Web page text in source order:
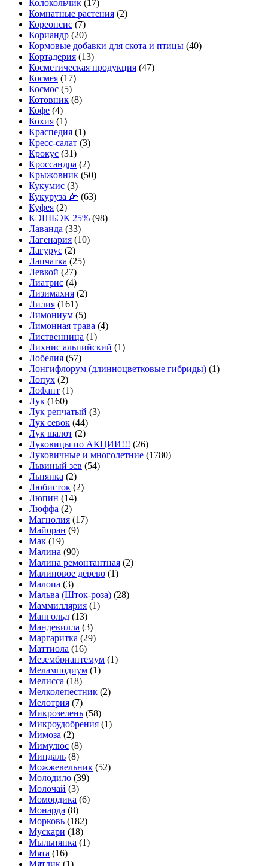
Колокольчик (17)
Комнатные растения (2)
Кореопсис (7)
Кориандр (20)
Кормовые добавки для скота и птицы (40)
Кортадерия (13)
Косметическая продукция (47)
Космея (17)
Космос (5)
Котовник (8)
Кофе (4)
Кохия (1)
Краспедия (1)
Кресс-салат (3)
Крокус (31)
Кроссандра (2)
Крыжовник (50)
Кукумис (3)
Кукуруза 🌽 (63)
Куфея (2)
КЭШБЭК 25% (98)
Лаванда (33)
Лагенария (10)
Лагурус (2)
Лапчатка (25)
Левкой (27)
Лиатрис (4)
Лизимахия (2)
Лилия (161)
Лимониум (5)
Лимонная трава (4)
Лиственница (1)
Лихнис альпийский (1)
Лобелия (57)
Лонгифлорум (длинноцветковые гибриды) (1)
Лопух (2)
Лофант (1)
Лук (160)
Лук репчатый (3)
Лук севок (44)
Лук шалот (2)
Луковицы по АКЦИИ!!! (26)
Луковичные и многолетние (1780)
Львиный зев (54)
Льнянка (2)
Любисток (2)
Люпин (14)
Люффа (2)
Магнолия (17)
Майоран (9)
Мак (19)
Малина (90)
Малина ремонтантная (2)
Малиновое дерево (1)
Малопа (3)
Мальва (Шток-роза) (28)
Маммиллярия (1)
Мангольд (13)
Мандевилла (3)
Маргаритка (29)
Маттиола (16)
Мезембриантемум (1)
Меламподиум (1)
Мелисса (18)
Мелколепестник (2)
Мелотрия (7)
Микрозелень (58)
Микроудобрения (1)
Мимоза (2)
Мимулюс (8)
Миндаль (8)
Можжевельник (52)
Молодило (39)
Молочай (3)
Момордика (6)
Монарда (8)
Морковь (182)
Мускари (18)
Мыльнянка (1)
Мята (16)